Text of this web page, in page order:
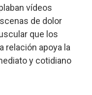
vídeos
de dolor
que los
relación apoya la
y cotidiano